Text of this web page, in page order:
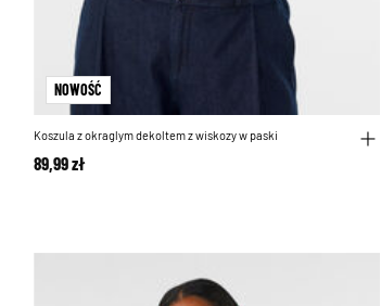
NOWOŚĆ
Koszula z okraglym dekoltem z wiskozy w paski
89,99 zł